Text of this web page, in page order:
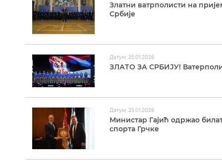
Златни ватрполисти на
Србије
Датум: 25.01.2026
ЗЛАТО ЗА СРБИЈУ!
Датум: 25.01.2026
Министар Гајић одржао
спорта Грчке